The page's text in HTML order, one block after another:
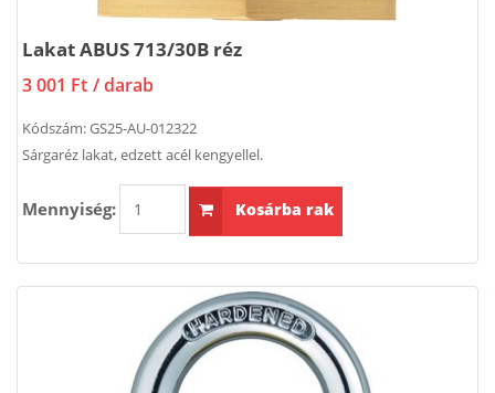
Lakat ABUS 713/30B réz
3 001 Ft / darab
Kódszám:GS25-AU-012322
Sárgaréz lakat, edzett acél kengyellel.
Mennyiség: Kosárba rak